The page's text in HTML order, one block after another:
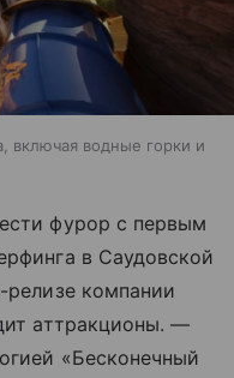
включая водные горки и
фурор с первым
в Саудовской
компании
аттракционы. —
«Бесконечный